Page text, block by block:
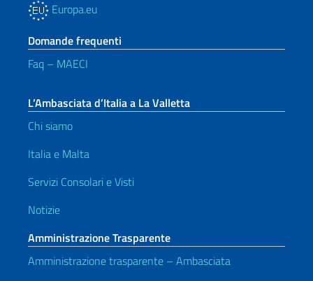
Europa.eu
Domande frequenti
Faq – MAECI
L’Ambasciata d’Italia a La Valletta
Chi siamo
Italia e Malta
Servizi Consolari e Visti
Notizie
Amministrazione Trasparente
Amministrazione trasparente – Ambasciata